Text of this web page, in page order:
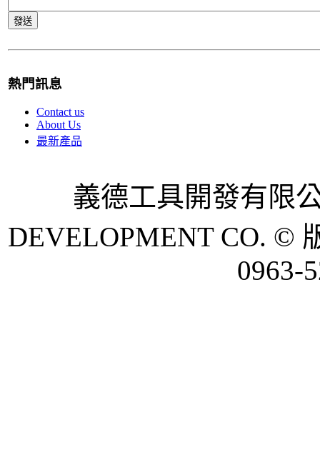
熱門訊息
Contact us
About Us
最新產品
義德工具開發有限
DEVELOPMENT CO. ©
0963-